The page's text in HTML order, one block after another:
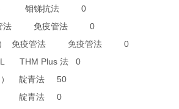
钼锑抗法 0
法 免疫管法 0
） 免疫管法 免疫管法 0
THM Plus 法 0
） 靛青法 50
靛青法 0